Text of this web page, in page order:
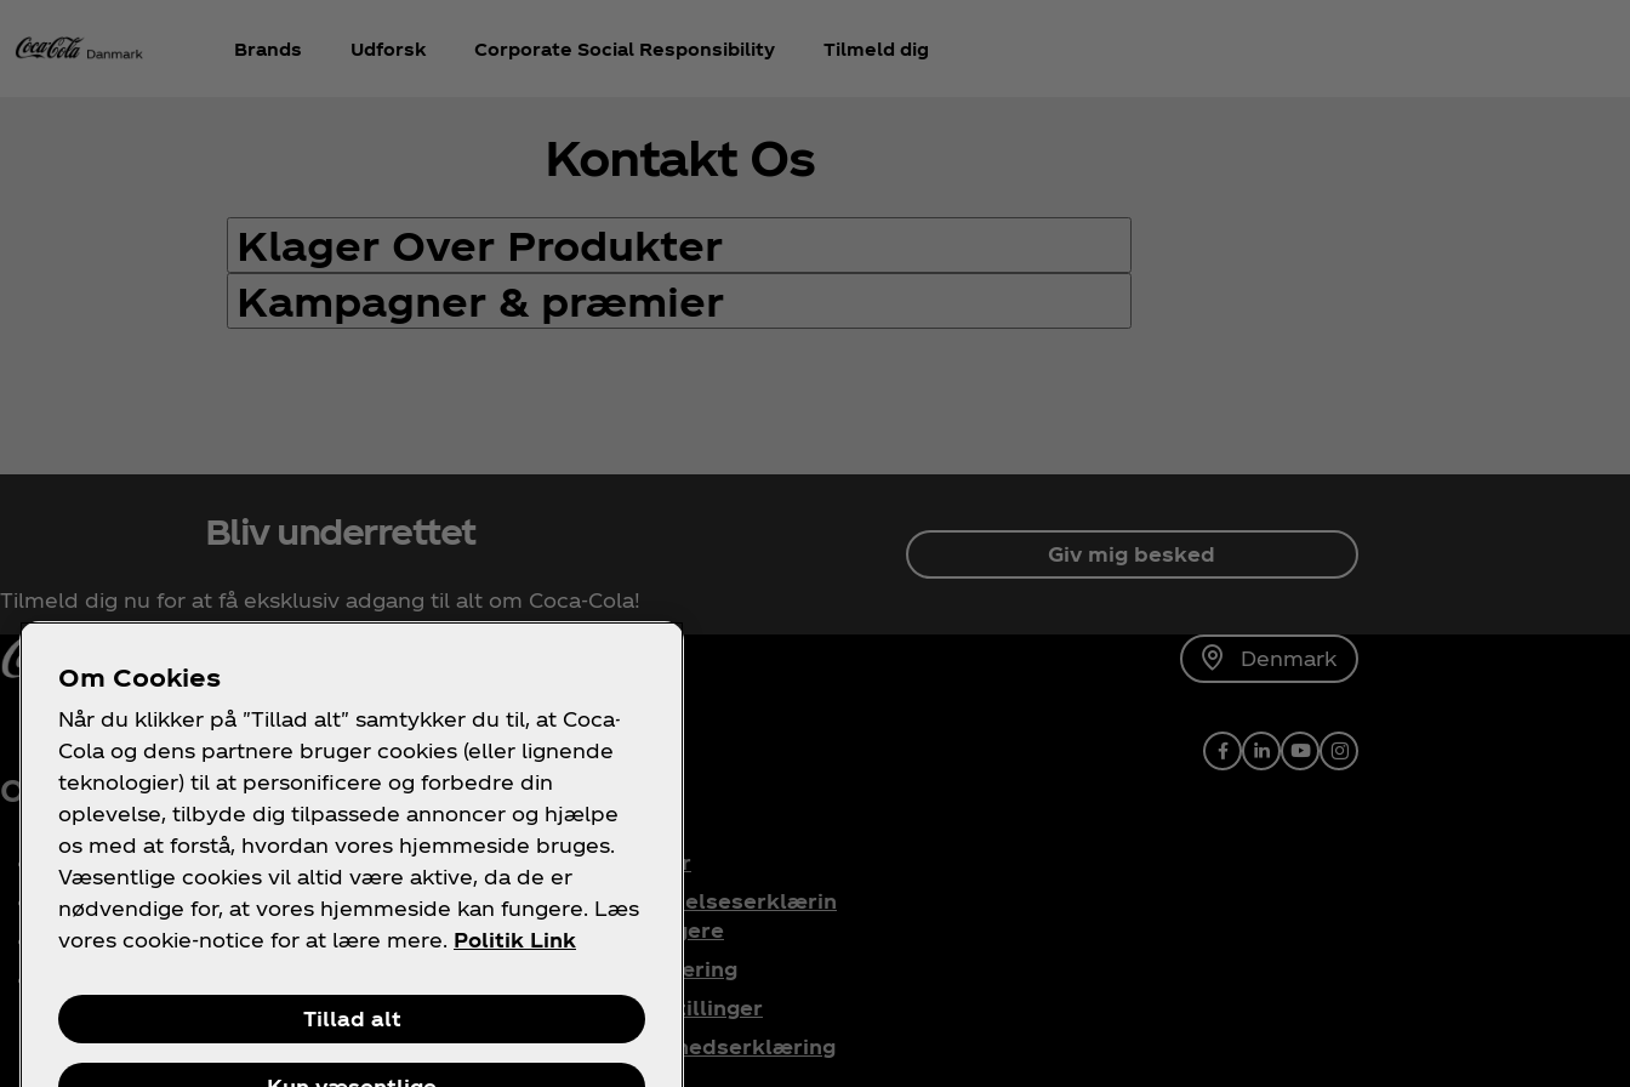
Brands Udforsk Corporate Social Responsibility Tilmeld dig
Kontakt Os
Klager Over Produkter
Kampagner & præmier
Bliv underrettet
Tilmeld dig nu for at få eksklusiv adgang til alt om Coca‑Cola!
Giv mig besked
Denmark
Om os
Nyheder
Historie
Brug for hjælp?
Sitemap
Kontakt os
Juridisk
Servicevilkår
Databeskyttelseserklærin
g for forbrugere
Cookie-erklæring
Cookie-indstillinger
Tilgængelighedserklæring
Facebook
LinkedIn
YoutubeInstagram
Om Cookies
Når du klikker på "Tillad alt" samtykker du til, at Coca-
Cola og dens partnere bruger cookies (eller lignende
teknologier) til at personificere og forbedre din
oplevelse, tilbyde dig tilpassede annoncer og hjælpe
os med at forstå, hvordan vores hjemmeside bruges.
Væsentlige cookies vil altid være aktive, da de er
nødvendige for, at vores hjemmeside kan fungere. Læs
vores cookie-notice for at lære mere. Politik Link
Tillad alt